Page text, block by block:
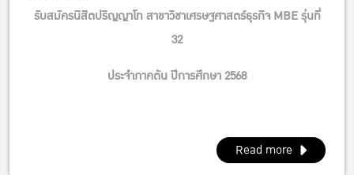
รับสมัครนิสิตปริญญาโท สาขาวิชาเศรษฐศาสตร์ธุรกิจ MBE รุ่นที่
32
ประจำภาคต้น ปีการศึกษา 2568
Read more